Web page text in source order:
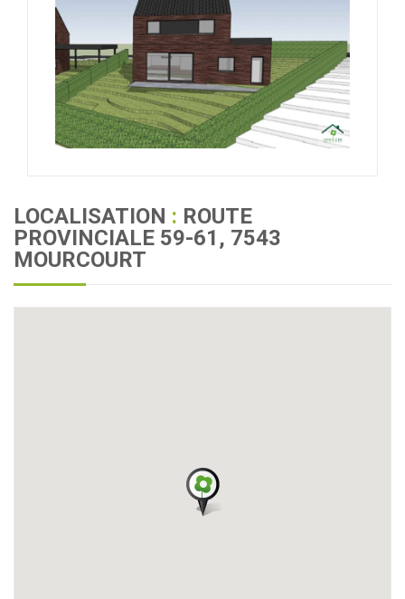
LOCALISATION : ROUTE
PROVINCIALE 59-61, 7543
MOURCOURT